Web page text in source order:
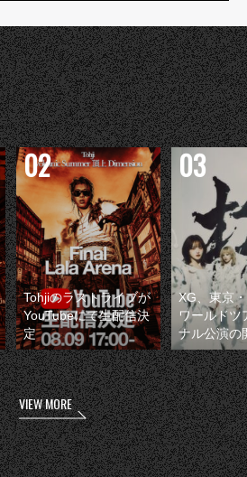
Tohjiのラストライブが
YouTubeにて生配信決
定
XG、東京
ワールドツ
ナル公演の
VIEW MORE